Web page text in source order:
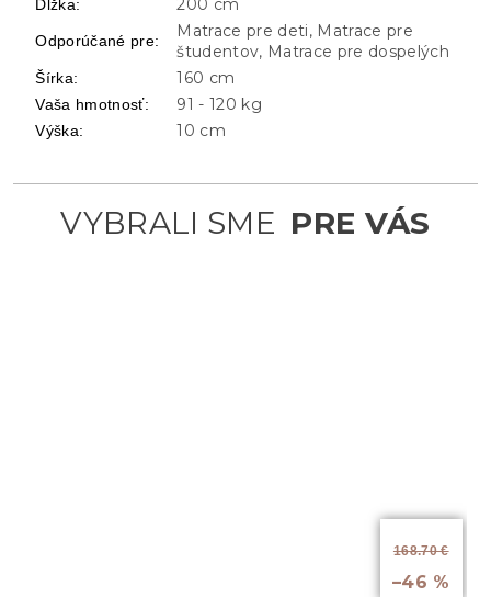
168.70 €
–46 %
Dĺžka: 200 cm
Odporúčané pre:
Matrace pre deti, Matrace pre
študentov, Matrace pre dospelých
Šírka: 160 cm
Vaša hmotnosť: 91 - 120 kg
Výška: 10 cm